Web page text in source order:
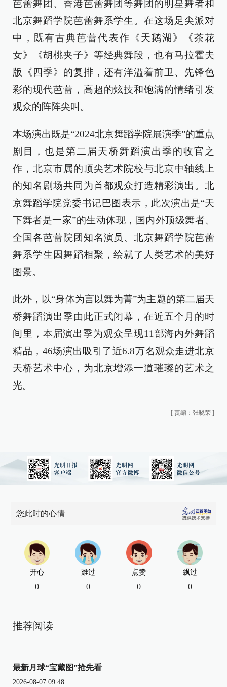
芭蕾舞团、香港芭蕾舞团等舞团的明星舞者和
北京舞蹈学院芭蕾舞系学生。在这场足尖派对
中，既有古典芭蕾代表作《天鹅湖》《茶花
女》《胡桃夹子》等经典舞段，也有马拉霍夫
版《四季》的复排，还有洋溢着前卫、先锋色
彩的现代芭蕾，高超的炫技和饱满的情绪引发
观众的阵阵尖叫。
本场演出既是“2024北京舞蹈学院展演季”的重点
剧目，也是第二届天桥舞蹈演出季的收官之
作，北京市属的顶尖艺术院校与北京中轴线上
的知名剧场共同为首都观众打造精彩演出。北
京舞蹈学院党委书记巴图表示，此次演出是“天
下舞者是一家”的生动体现，国内外顶级舞者、
全国各芭蕾院团知名演员、北京舞蹈学院芭蕾
舞系学生因舞蹈相聚，绘就了人类艺术的美好
图景。
此外，以“身体为言以舞为菁”为主题的第二届天
桥舞蹈演出季由此正式闭幕，在近五个月的时
间里，本届演出季为观众呈现11部海内外舞蹈
精品，46场演出吸引了近6.8万名观众走进北京
天桥艺术中心，为北京增添一道璀璨的艺术之
光。
[ 责编：张晓荣 ]
您此时的心情
开心
0
难过
0
点赞
0
飘过
0
推荐阅读
最新月球“宝藏图”抢先看
2026-08-07 09:48